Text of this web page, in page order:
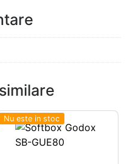
Nu este in stoc